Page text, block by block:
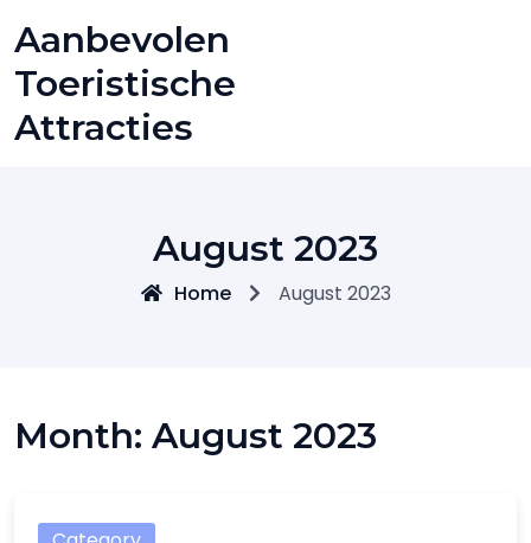
to
content
Aanbevolen
Toeristische
Attracties
August 2023
Home August 2023
Month: August 2023